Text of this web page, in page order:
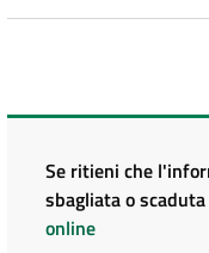
Se ritieni che
sbagliata o
online